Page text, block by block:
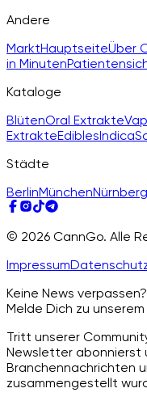
Andere
MarktHauptseiteÜber
in Minuten
Kataloge
BlütenOral Extrakte
ExtrakteEdiblesIndica
Städte
BerlinMünchenNürnberg
© 2026 CannGo. Alle
Impressum
Keine News verpassen?
Melde Dich zu
Tritt unserer
Newsletter abonnierst
Branchennachrichten
zusammengestellt